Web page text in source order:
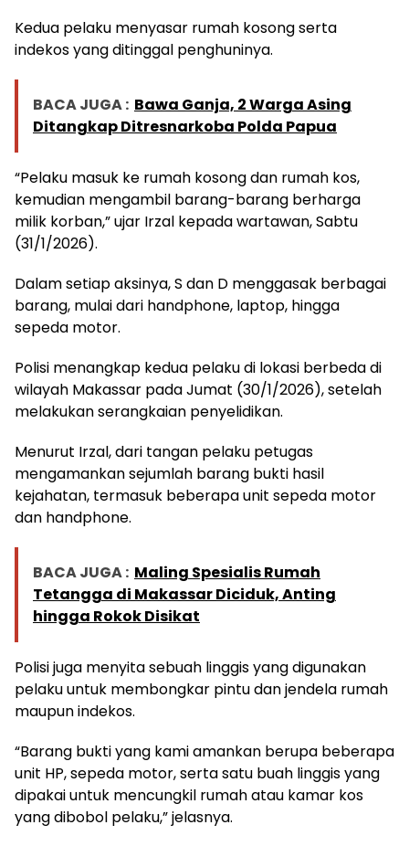
Kedua pelaku menyasar rumah kosong serta
indekos yang ditinggal penghuninya.
BACA JUGA : Bawa Ganja, 2 Warga Asing
Ditangkap Ditresnarkoba Polda Papua
“Pelaku masuk ke rumah kosong dan rumah kos,
kemudian mengambil barang-barang berharga
milik korban,” ujar Irzal kepada wartawan, Sabtu
(31/1/2026).
Dalam setiap aksinya, S dan D menggasak berbagai
barang, mulai dari handphone, laptop, hingga
sepeda motor.
Polisi menangkap kedua pelaku di lokasi berbeda di
wilayah Makassar pada Jumat (30/1/2026), setelah
melakukan serangkaian penyelidikan.
Menurut Irzal, dari tangan pelaku petugas
mengamankan sejumlah barang bukti hasil
kejahatan, termasuk beberapa unit sepeda motor
dan handphone.
BACA JUGA : Maling Spesialis Rumah
Tetangga di Makassar Diciduk, Anting
hingga Rokok Disikat
Polisi juga menyita sebuah linggis yang digunakan
pelaku untuk membongkar pintu dan jendela rumah
maupun indekos.
“Barang bukti yang kami amankan berupa beberapa
unit HP, sepeda motor, serta satu buah linggis yang
dipakai untuk mencungkil rumah atau kamar kos
yang dibobol pelaku,” jelasnya.